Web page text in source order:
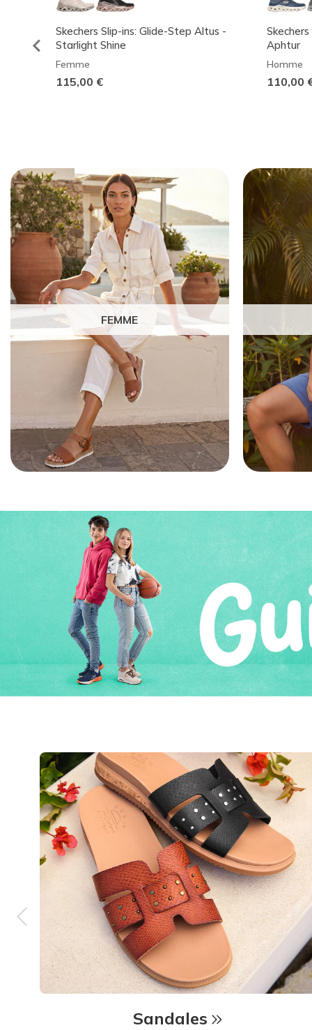
Skechers Slip-ins: Glide-Step Altus -
Starlight Shine
Femme
115,00 €
Aphtur
Homme
110,00
FEMME
Sandales